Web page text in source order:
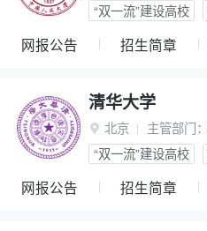
“双一流”建设高校
网报公告 招生简章
清华大学
 北京 主管部门：
“双一流”建设高校
网报公告 招生简章